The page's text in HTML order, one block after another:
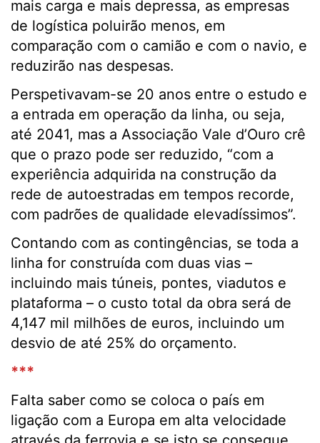
mais carga e mais depressa, as empresas
de logística poluirão menos, em
comparação com o camião e com o navio, e
reduzirão nas despesas.
Perspetivavam-se 20 anos entre o estudo e
a entrada em operação da linha, ou seja,
até 2041, mas a Associação Vale d’Ouro crê
que o prazo pode ser reduzido, “com a
experiência adquirida na construção da
rede de autoestradas em tempos recorde,
com padrões de qualidade elevadíssimos”.
Contando com as contingências, se toda a
linha for construída com duas vias –
incluindo mais túneis, pontes, viadutos e
plataforma – o custo total da obra será de
4,147 mil milhões de euros, incluindo um
desvio de até 25% do orçamento.
***
Falta saber como se coloca o país em
ligação com a Europa em alta velocidade